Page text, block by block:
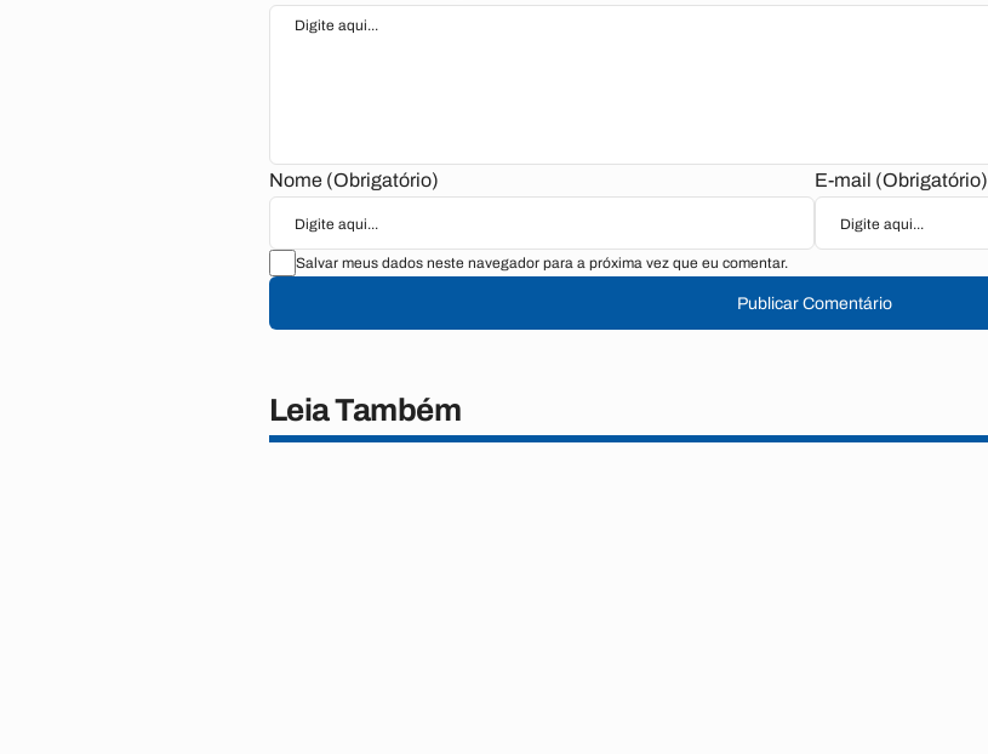
Nome (Obrigatório) E-mail (Obrigatório)
Salvar meus dados neste navegador para a próxima vez que eu comentar.
Publicar Comentário
Leia Também